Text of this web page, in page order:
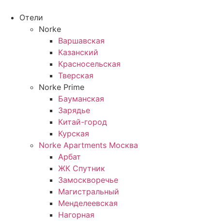
содержимому
Отели
Norke
Варшавская
Казанский
Красносельская
Тверская
Norke Prime
Бауманская
Зарядье
Китай-город
Курская
Norke Apartments Москва
Арбат
ЖК Спутник
Замоскворечье
Магистральный
Менделеевская
Нагорная